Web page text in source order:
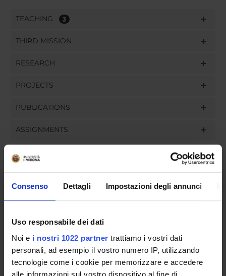
Consenso Dettagli Impostazioni degli annunci
Uso responsabile dei dati
Noi e i nostri 1022 partner trattiamo i vostri dati
personali, ad esempio il vostro numero IP, utilizzando
tecnologie come i cookie per memorizzare e accedere
alle informazioni sul vostro dispositivo al fine di
TEACHING 3
THIRD MISSION
RESEARCH
PROJECTS
PUBLICATIONS
ASSIGNMENTS
ORGANISATION
COMMITTEES
DEPARTMENT ADMINISTRATION OFFICES
STUDENT ADMINISTRATION OFFICES